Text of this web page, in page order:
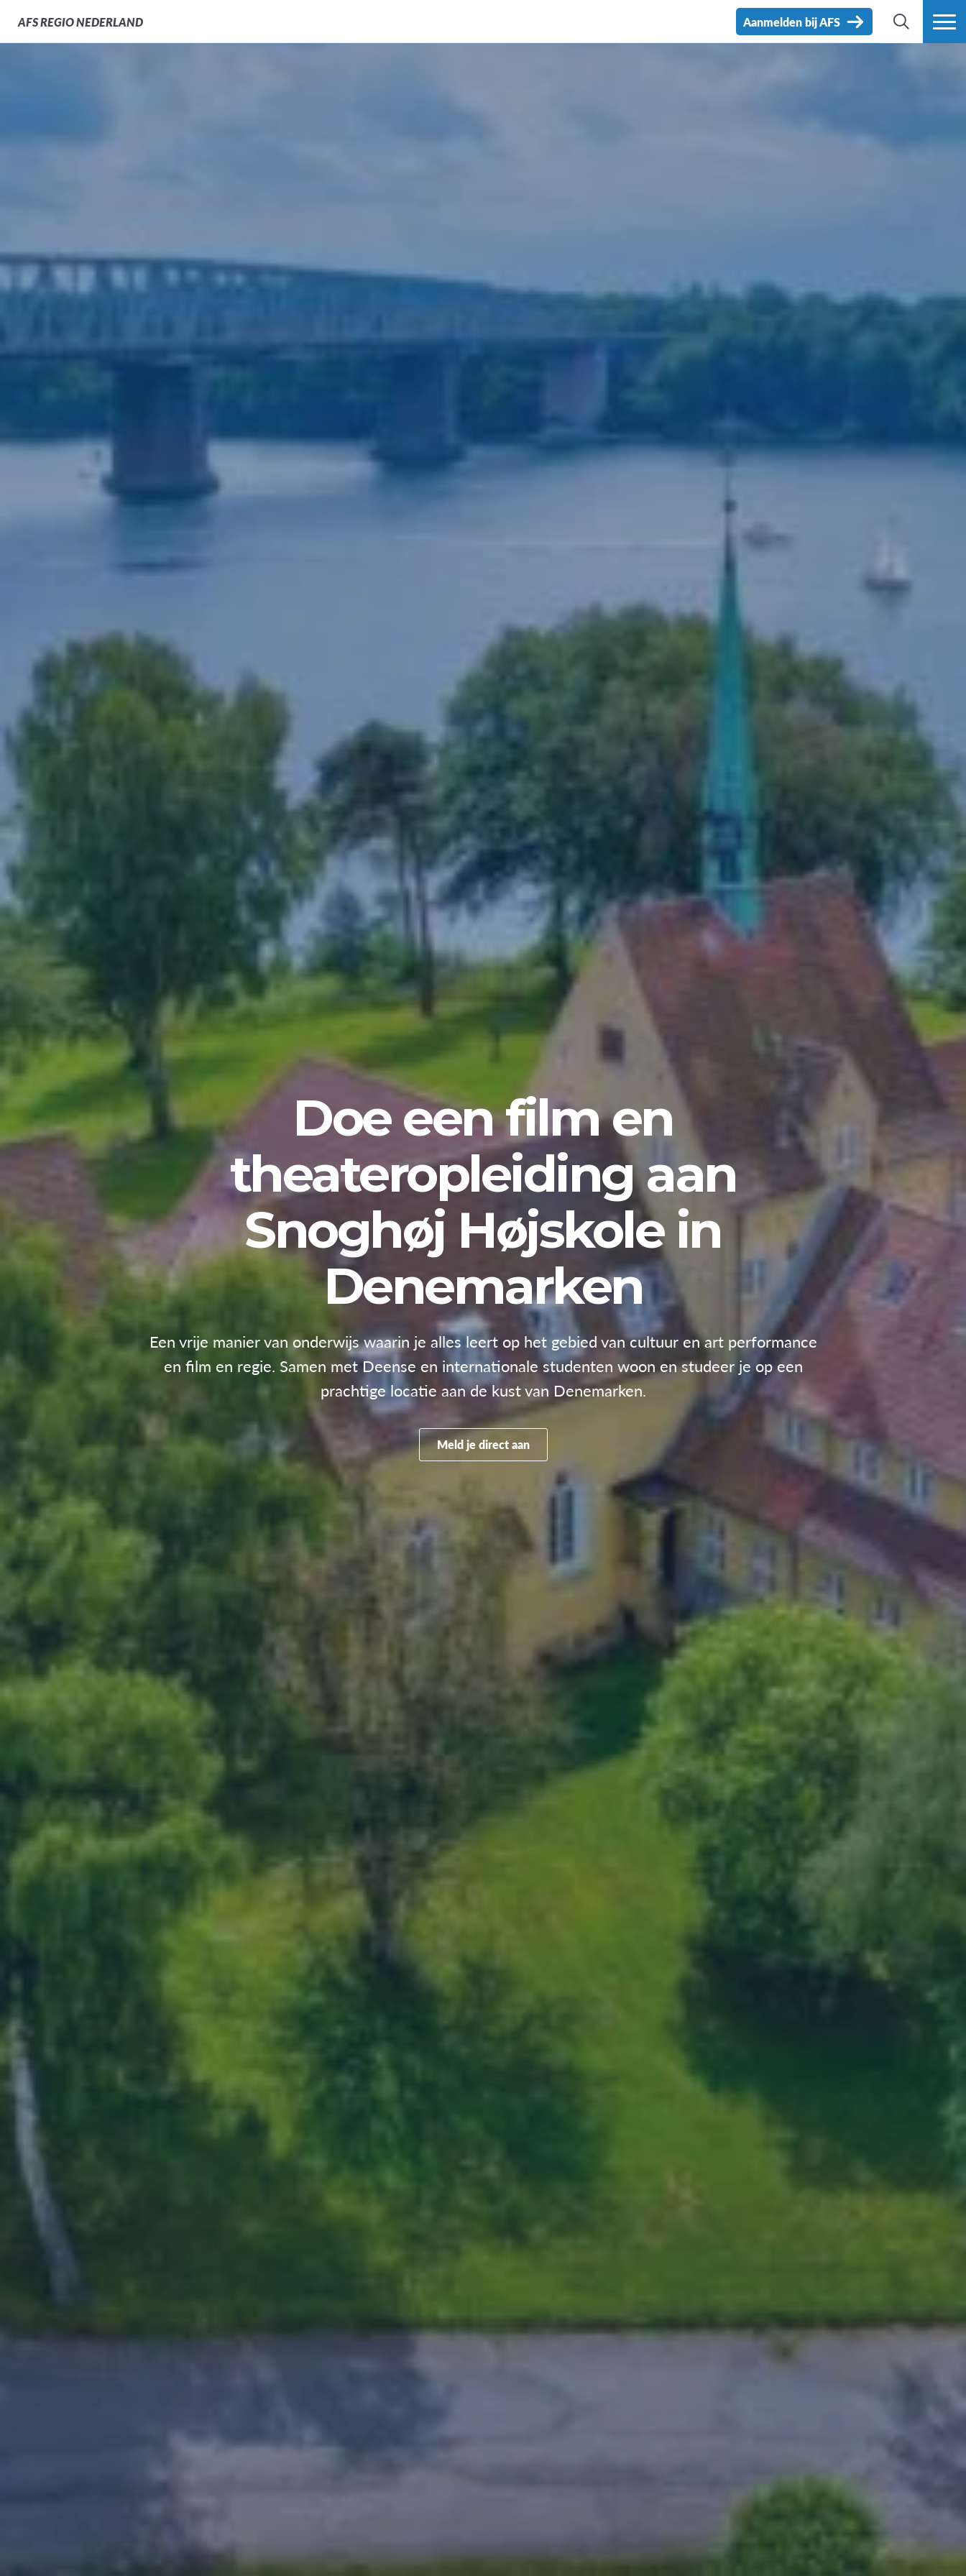
AFSREGIO NEDERLAND
ZOEK MEER
Aanmelden bij AFS
Doe een film en
theateropleiding aan
Snoghøj Højskole in
Denemarken
Een vrije manier van onderwijs waarin je alles leert op het gebied van cultuur en art performance
en film en regie. Samen met Deense en internationale studenten woon en studeer je op een
prachtige locatie aan de kust van Denemarken.
Meld je direct aan
Instructies voor
visumaanvraag